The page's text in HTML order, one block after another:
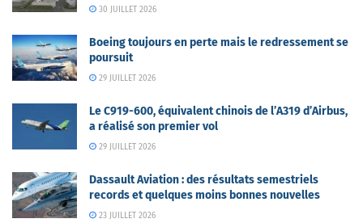
30 JUILLET 2026
Boeing toujours en perte mais le redressement se
poursuit
29 JUILLET 2026
Le C919-600, équivalent chinois de l’A319 d’Airbus,
a réalisé son premier vol
29 JUILLET 2026
Dassault Aviation : des résultats semestriels
records et quelques moins bonnes nouvelles
23 JUILLET 2026